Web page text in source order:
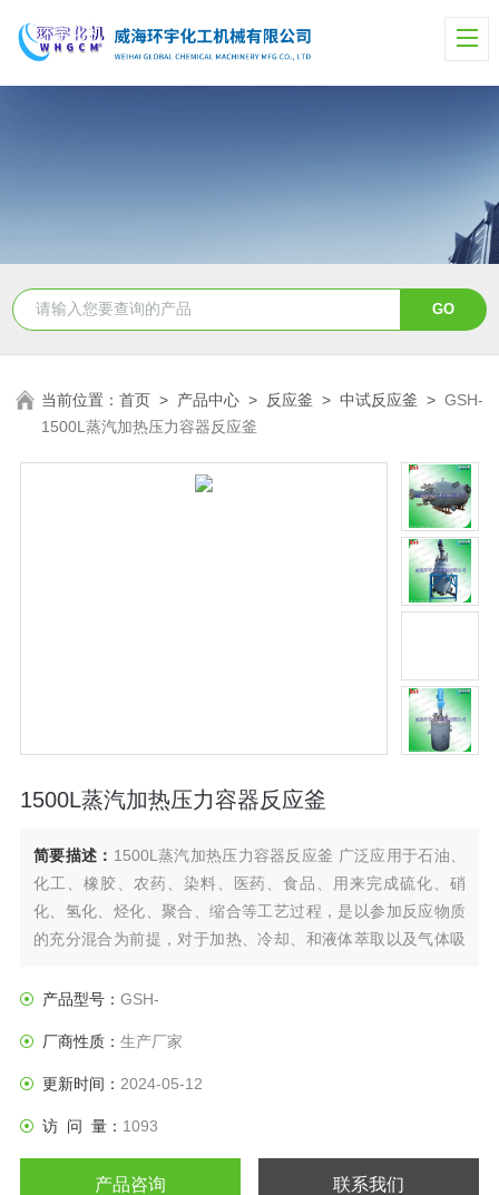
当前位置：首页 > 产品中心 > 反应釜 >中试反应釜 >GSH-
1500L蒸汽加热压力容器反应釜
1500L蒸汽加热压力容器反应釜
简要描述： 1500L蒸汽加热压力容器反应釜 广泛应用于石油、
化工、橡胶、农药、染料、医药、食品、用来完成硫化、硝
化、氢化、烃化、聚合、缩合等工艺过程，是以参加反应物质
的充分混合为前提，对于加热、冷却、和液体萃取以及气体吸
是化工，制药等行业理想的所需设备。
产品型号： GSH-
厂商性质： 生产厂家
更新时间： 2024-05-12
访 问 量： 1093
产品咨询 联系我们